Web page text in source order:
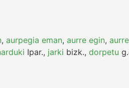
, aurpegia eman, aurre egin,
Ipar., jarki bizk., dorpetu